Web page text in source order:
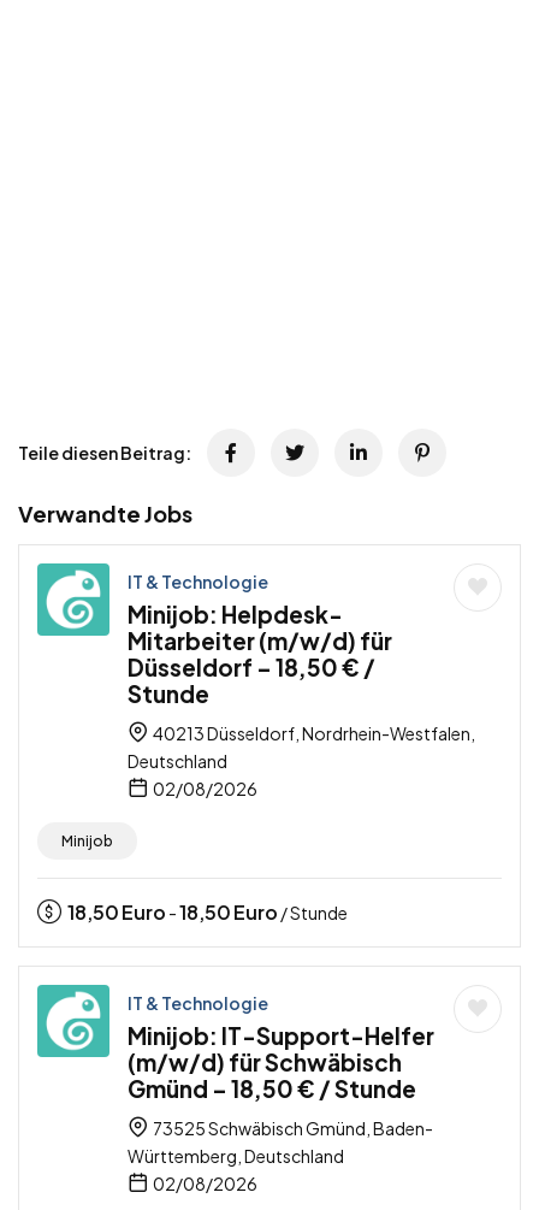
Teile diesen Beitrag:
Verwandte Jobs
IT & Technologie
Minijob: Helpdesk-
Mitarbeiter (m/w/d) für
Düsseldorf – 18,50 € /
Stunde
40213 Düsseldorf, Nordrhein-Westfalen,
Deutschland
02/08/2026
Minijob
18,50Euro -18,50Euro / Stunde
IT & Technologie
Minijob: IT-Support-Helfer
(m/w/d) für Schwäbisch
Gmünd – 18,50 € / Stunde
73525 Schwäbisch Gmünd, Baden-
Württemberg, Deutschland
02/08/2026